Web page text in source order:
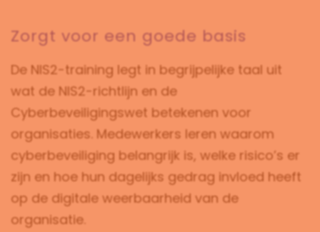
Zorgt voor een goede basis
De NIS2-training legt in begrijpelijke taal uit
wat de NIS2-richtlijn en de
Cyberbeveiligingswet betekenen voor
organisaties. Medewerkers leren waarom
cyberbeveiliging belangrijk is, welke risico’s er
zijn en hoe hun dagelijks gedrag invloed heeft
op de digitale weerbaarheid van de
organisatie.